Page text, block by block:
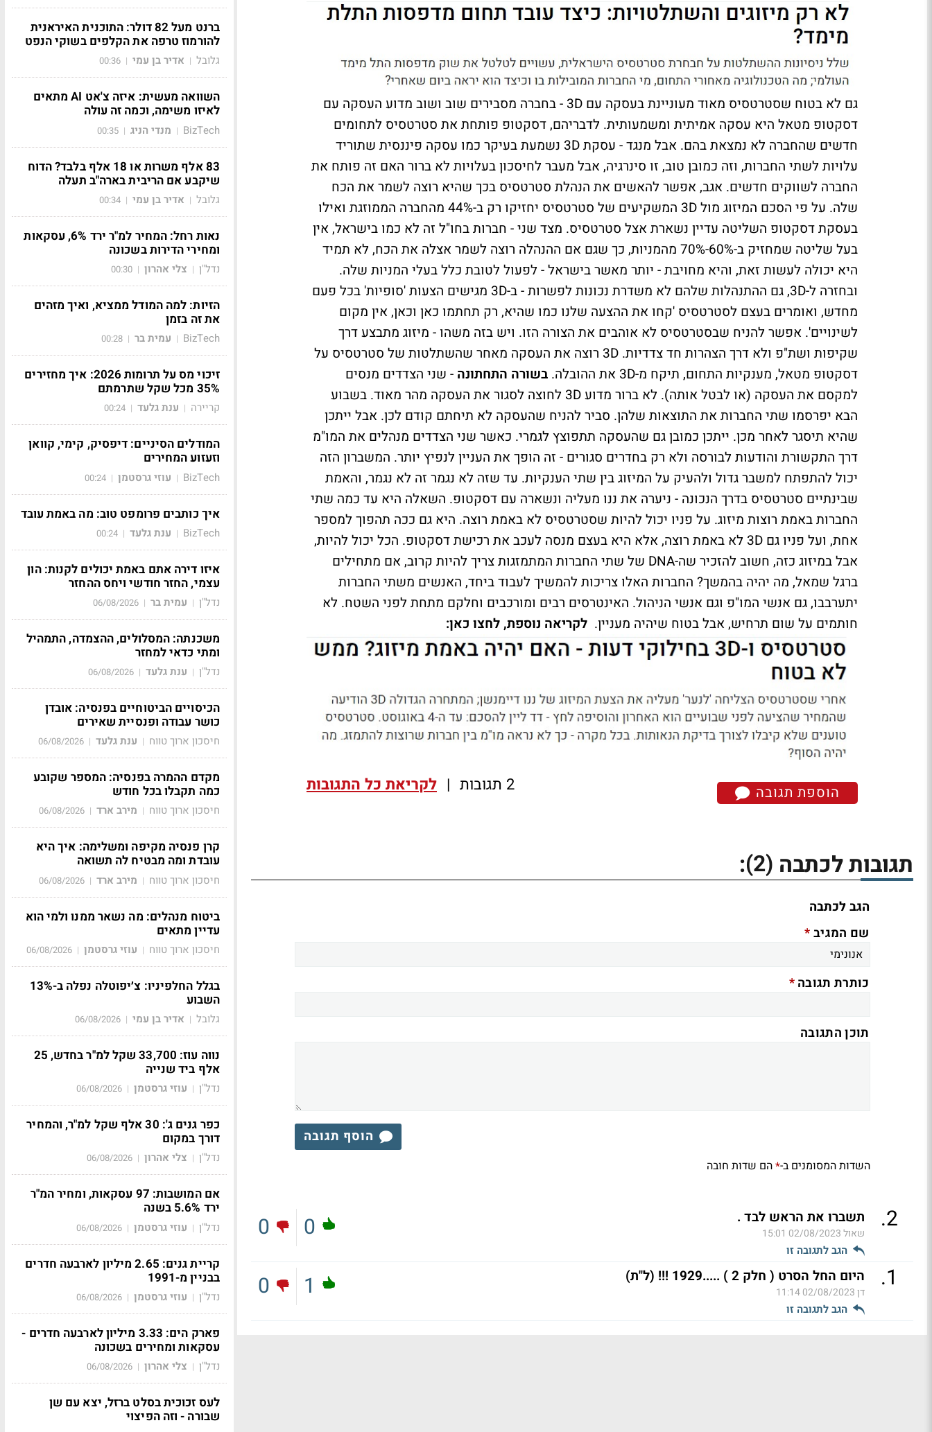
גם לא בטוח שסטרטסיס מאוד מעוניינת בעסקה עם 3D - בחברה מסבירים שוב ושוב מדוע העסקה עם
דסקטופ מטאל היא עסקה אמיתית ומשמעותית. לדבריהם, דסקטופ פותחת את סטרטסיס לתחומים
חדשים שהחברה לא נמצאת בהם. אבל מנגד - עסקת 3D נשמעת בעיקר כמו עסקה פיננסית שתוריד
עלויות לשתי החברות, וזה כמובן טוב, זו סינרגיה, אבל מעבר לחיסכון בעלויות לא ברור האם זה פותח את
החברה לשווקים חדשים. אגב, אפשר להאשים את הנהלת סטרטסיס בכך שהיא רוצה לשמר את הכח
שלה. על פי הסכם המיזוג מול 3D המשקיעים של סטרטסיס יחזיקו רק ב-44% מהחברה הממוזגת ואילו
בעסקת דסקטופ השליטה עדיין נשארת אצל סטרטסיס. מצד שני - חברות בחו"ל זה לא כמו בישראל, אין
בעל שליטה שמחזיק ב-60%-70% מהמניות, כך שגם אם ההנהלה רוצה לשמר אצלה את הכח, לא תמיד
היא יכולה לעשות זאת, והיא מחויבת - יותר מאשר בישראל - לפעול לטובת כלל בעלי המניות שלה.
ובחזרה ל-3D, גם ההתנהלות שלהם לא משדרת נכונות לפשרות - ב-3D מגישים הצעות 'סופיות' בכל פעם
מחדש, ואומרים בעצם לסטרטסיס 'קחו את ההצעה שלנו כמו שהיא, רק תחתמו כאן וכאן, אין מקום
לשינויים'. אפשר להניח שבסטרטסיס לא אוהבים את הצורה הזו. ויש בזה משהו - מיזוג מתבצע דרך
שקיפות ושת"פ ולא דרך הצהרות חד צדדיות. 3D רוצה את העסקה מאחר שהשתלטות של סטרטסיס על
דסקטופ מטאל, מענקיות התחום, תיקח מ-3D את ההובלה.
בשורה התחתונה - שני הצדדים מנסים
למקסם את העסקה (או לבטל אותה). לא ברור מדוע 3D לחוצה לסגור את העסקה מהר מאוד. בשבוע
הבא יפרסמו שתי החברות את התוצאות שלהן. סביר להניח שהעסקה לא תיחתם קודם לכן. אבל ייתכן
שהיא תיסגר לאחר מכן. ייתכן כמובן גם שהעסקה תתפוצץ לגמרי. כאשר שני הצדדים מנהלים את המו"מ
דרך התקשורת והודעות לבורסה ולא רק בחדרים סגורים - זה הופך את העניין לנפיץ יותר. המשברון הזה
יכול להתפתח למשבר גדול ולהעיק על המיזוג בין שתי הענקיות. עד שזה לא נגמר זה לא נגמר, והאמת
שבינתיים סטרטסיס בדרך הנכונה - ניערה את ננו מעליה ונשארה עם דסקטופ. השאלה היא עד כמה שתי
החברות באמת רוצות מיזוג. על פניו יכול להיות שסטרטסיס לא באמת רוצה. היא גם ככה תהפוך למספר
אחת, ועל פניו גם 3D לא באמת רוצה, אלא היא בעצם מנסה לעכב את רכישת דסקטופ. הכל יכול להיות,
אבל במיזוג כזה, חשוב להזכיר שה-DNA של שתי החברות המתמזגות צריך להיות קרוב, אם מתחילים
ברגל שמאל, מה יהיה בהמשך? החברות האלו צריכות להמשיך לעבוד ביחד, האנשים משתי החברות
יתערבבו, גם אנשי המו"פ וגם אנשי הניהול. האינטרסים רבים ומורכבים וחלקם מתחת לפני השטח. לא
חותמים על שום תרחיש, אבל בטוח שיהיה מעניין. לקריאה נוספת, לחצו כאן:
הוספת תגובה 2 תגובות | לקריאת כל התגובות
תגובות לכתבה (2)
:
הגב לכתבה
שם המגיב*
כותרת תגובה*
תוכן התגובה
הוסף תגובה
השדות המסומנים ב-*הם שדות חובה
2
. תשברו את הראש לבד .
שאול02/08/2023 15:01
הגב לתגובה זו
0
0
1
. היום החל הסרט ( חלק 2 ) .....1929 !!! (ל"ת)
דן02/08/2023 11:14
הגב לתגובה זו
1
0
ברנט מעל 82 דולר: התוכנית האיראנית
להורמוז טרפה את הקלפים בשוקי הנפט
גלובל | אדיר בן עמי |
00:36
השוואה מעשית: איזה צ'אט AI מתאים
לאיזו משימה, וכמה זה עולה
BizTech
| מנדי הניג |
00:35
83 אלף משרות או 18 אלף בלבד? הדוח
שיקבע אם הריבית בארה"ב תעלה
גלובל | אדיר בן עמי |
00:34
נאות רחל: המחיר למ"ר ירד 6%, עסקאות
ומחירי הדירות בשכונה
נדל"ן | צלי אהרון |
00:30
הזיות: למה המודל ממציא, ואיך מזהים
את זה בזמן
BizTech
| עמית בר |
00:28
זיכוי מס על תרומות 2026: איך מחזירים
35% מכל שקל שתרמתם
קריירה | ענת גלעד |
00:24
המודלים הסיניים: דיפסיק, קימי, קוואן
וזעזוע המחירים
BizTech
| עוזי גרסטמן |
00:24
איך כותבים פרומפט טוב: מה באמת עובד
BizTech
| ענת גלעד |
00:24
איזו דירה אתם באמת יכולים לקנות: הון
עצמי, החזר חודשי ויחס ההחזר
נדל"ן | עמית בר |
06/08/2026
משכנתה: המסלולים, ההצמדה, התמהיל
ומתי כדאי למחזר
נדל"ן | ענת גלעד |
06/08/2026
הכיסויים הביטוחיים בפנסיה: אובדן
כושר עבודה ופנסיית שאירים
חיסכון ארוך טווח | ענת גלעד |
06/08/2026
מקדם ההמרה בפנסיה: המספר שקובע
כמה תקבלו בכל חודש
חיסכון ארוך טווח | מירב ארד |
06/08/2026
קרן פנסיה מקיפה ומשלימה: איך היא
עובדת ומה מבטיח לה תשואה
חיסכון ארוך טווח | מירב ארד |
06/08/2026
ביטוח מנהלים: מה נשאר ממנו ולמי הוא
עדיין מתאים
חיסכון ארוך טווח | עוזי גרסטמן |
06/08/2026
בגלל החלפיניו: צ׳יפוטלה נפלה ב-13%
השבוע
גלובל | אדיר בן עמי |
06/08/2026
נווה עוז: 33,700 שקל למ"ר בחדש, 25
אלף ביד שנייה
נדל"ן | עוזי גרסטמן |
06/08/2026
כפר גנים ג': 30 אלף שקל למ"ר, והמחיר
דורך במקום
נדל"ן | צלי אהרון |
06/08/2026
אם המושבות: 97 עסקאות, ומחיר המ"ר
ירד 5.6% בשנה
נדל"ן | עוזי גרסטמן |
06/08/2026
קריית גנים: 2.65 מיליון לארבעה חדרים
בבניין מ-1991
נדל"ן | עוזי גרסטמן |
06/08/2026
פארק הים: 3.33 מיליון לארבעה חדרים -
עסקאות ומחירים בשכונה
נדל"ן | צלי אהרון |
06/08/2026
לעס זכוכית בסלט ברזל, יצא עם שן
שבורה - וזה הפיצוי